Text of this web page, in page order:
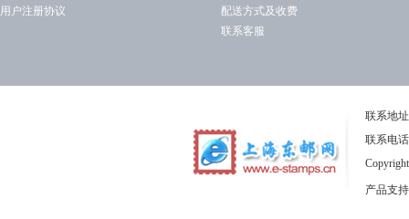
用户注册协议
配送方式及收费
联系客服
联系地
联系电
产品支